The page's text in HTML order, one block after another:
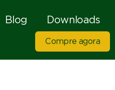
Blog Downloads
Compre agora